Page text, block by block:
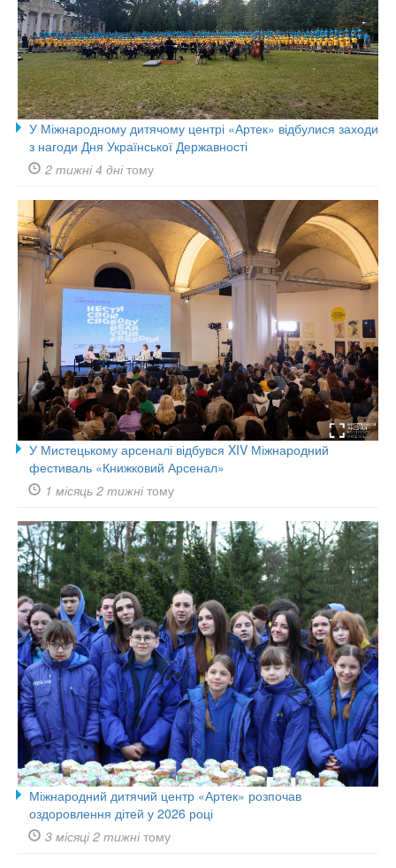
У Міжнародному дитячому центрі «Артек» відбулися заходи
з нагоди Дня Української Державності
2 тижні 4 днітому
У Мистецькому арсеналі відбувся XIV Міжнародний
фестиваль «Книжковий Арсенал»
1 місяць 2 тижнітому
Міжнародний дитячий центр «Артек» розпочав
оздоровлення дітей у 2026 році
3 місяці 2 тижнітому